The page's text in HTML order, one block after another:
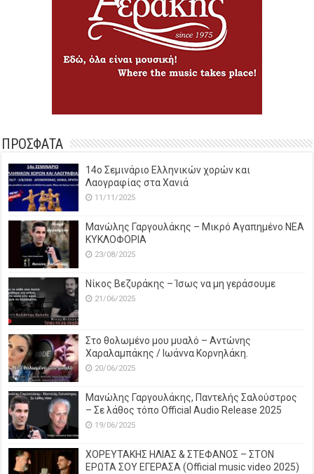
ΠΡΟΣΦΑΤΑ
14o Σεμινάριο Ελληνικών χορών και
Λαογραφίας στα Χανιά
11/11/2025
Μανώλης Γαργουλάκης – Μικρό Αγαπημένο NEΑ
ΚΥΚΛΟΦΟΡΙΑ
23/08/2025
Νίκος Βεζυράκης – Ίσως να μη γεράσουμε
21/06/2025
Στο θολωμένο μου μυαλό – Αντώνης
Χαραλαμπάκης / Ιωάννα Κορνηλάκη.
20/06/2025
Μανώλης Γαργουλάκης, Παντελής Σαλούστρος
– Σε λάθος τόπο Official Audio Release 2025
19/06/2025
ΧΟΡΕΥΤΑΚΗΣ ΗΛΙΑΣ & ΣΤΕΦΑΝΟΣ – ΣΤΟΝ
ΕΡΩΤΑ ΣΟΥ ΕΓΕΡΑΣΑ (Official music video 2025)